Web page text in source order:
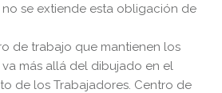
se extiende esta obligación de
de trabajo que mantienen los
más allá del dibujado en el
de los Trabajadores. Centro de